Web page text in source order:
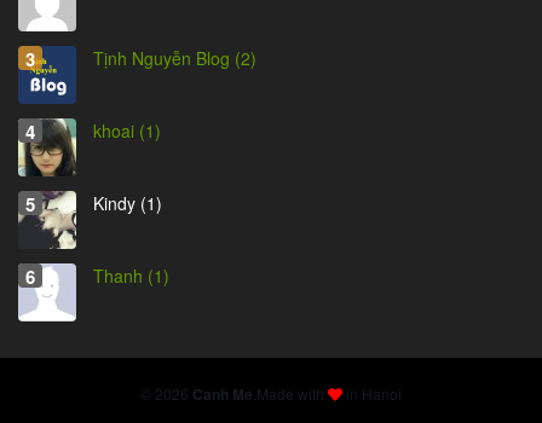
Tịnh Nguyễn Blog (2)
khoai (1)
Kindy (1)
Thanh (1)
© 2026 Canh Me Made with in Hanoi